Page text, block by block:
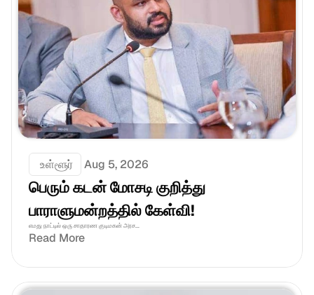
உள்ளூர் Aug 5, 2026
பெரும் கடன் மோசடி குறித்து
பாராளுமன்றத்தில் கேள்வி!
எமது நாட்டில் ஒரு சாதாரண குடிமகன் அரச...
Read More